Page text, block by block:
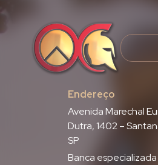
Endereço
Avenida Marechal
Dutra, 1402 –
SP
Banca